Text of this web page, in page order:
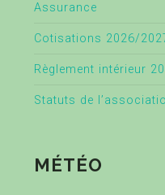
Assurance
Cotisations 2026/
Règlement intérieur
Statuts de
MÉTÉO